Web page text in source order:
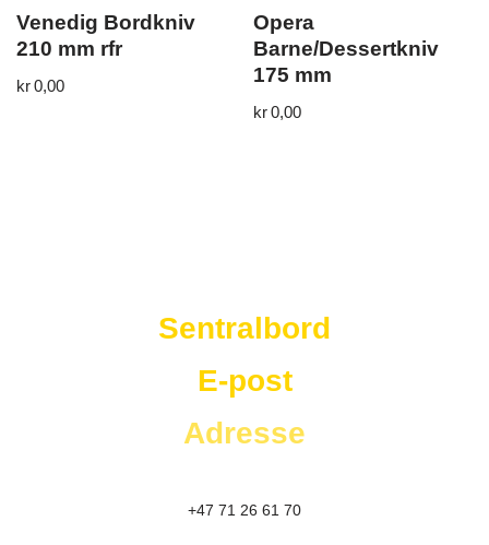
Venedig Bordkniv
210 mm rfr
kr0,00
Opera
Barne/Dessertkniv
175 mm
kr0,00
Sentralbord
E-post
Adresse
+47 71 26 61 70